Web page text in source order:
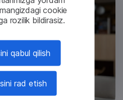
cookie
rozilik bildirasiz.
qabul qilish
rad etish